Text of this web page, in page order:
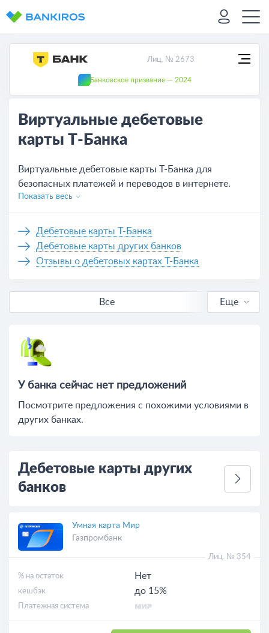
Лиц. № 2673
Банковское призвание — 2024
Виртуальные дебетовые
карты Т-Банка
Виртуальные дебетовые карты Т-Банка для
безопасных платежей и переводов в интернете.
Карты не имеют пластикового носителя, однако
совершать все платежи онлайн. Вы можете не
выходя из дома заказать электронную карту Т-
Банка онлайн, оставив заявку на сайте.
Показать весь
Дебетовые карты Т-Банка
Дебетовые карты других банков
Отзывы о дебетовых картах Т-Банка
Все
Онлайн-заявка
Еще
У банка сейчас нет предложений
Посмотрите предложения c похожими условиями в
других банках.
Дебетовые карты других
банков
Умная карта Мир
Газпромбанк
Лиц. № 354
% на остаток Нет
кешбэк до 15%
Платежная система